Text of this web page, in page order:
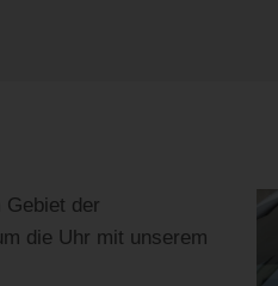
der
die Uhr mit unserem